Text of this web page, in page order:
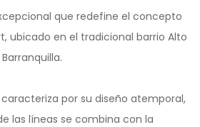
que redefine el concepto
ubicado en el tradicional barrio Alto
por su diseño atemporal,
las líneas se combina con la